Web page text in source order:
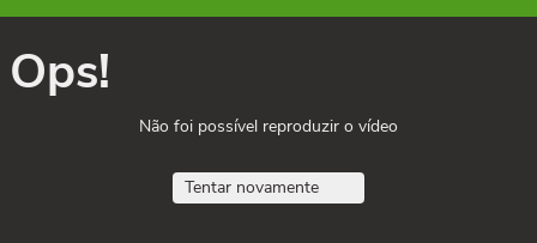
Ops!
Não foi possível reproduzir o vídeo
Tentar novamente